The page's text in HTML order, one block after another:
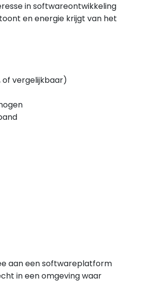
in softwareontwikkeling
en energie krijgt van het
of vergelijkbaar)
aan een softwareplatform
in een omgeving waar